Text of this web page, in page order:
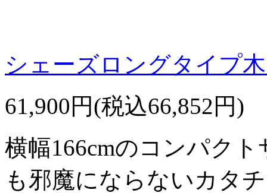
シェーズロングタイプ
61,900円(税込66,852円)
横幅166cmのコンパク
も邪魔にならないカタ